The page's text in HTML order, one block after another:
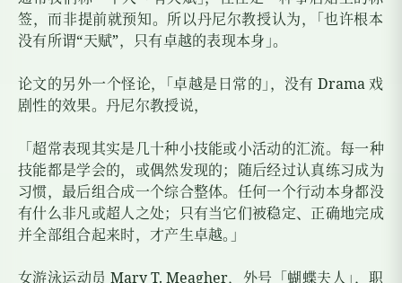
签，而非提前就预知。所以丹尼尔教授认为，
「也许根本
没有所谓“天赋”，只有卓越的表现本身 」
。
论文的另外一个怪论， 「卓越是日常的 」，没有 Drama 戏
剧性的效果。丹尼尔教授说，
「超常表现其实是几十种小技能或小活动的汇流。每一种
技能都是学会的，或偶然发现的；随后经过认真练习成为
习惯，最后组合成一个综合整体。任何一个行动本身都没
有什么非凡或超人之处；只有当它们被稳定、正确地完成
并全部组合起来时，才产生卓越。」
女游泳运动员 Mary T. Meagher，外号「蝴蝶夫人 」，职